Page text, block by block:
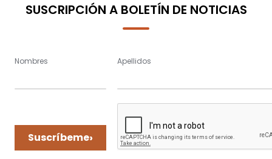
SUSCRIPCIÓN A BOLETÍN DE NOTICIAS
Nombres Apellidos
Suscríbeme›